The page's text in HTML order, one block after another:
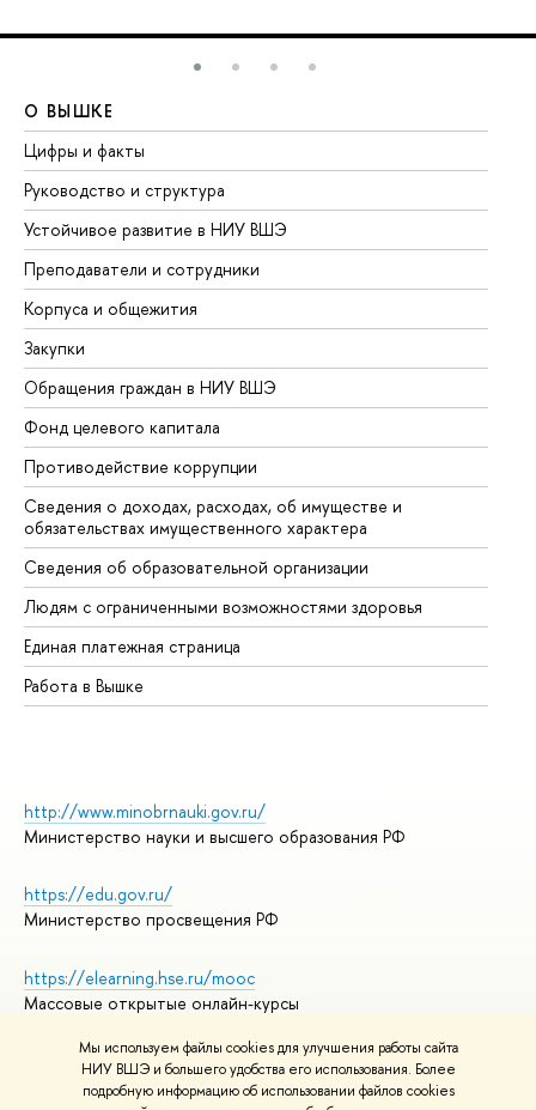
Мы используем файлы cookies для улучшения работы сайта
НИУ ВШЭ и большего удобства его использования. Более
подробную информацию об использовании файлов cookies
О ВЫШКЕ
Цифры и факты
Руководство и структура
Устойчивое развитие в НИУ ВШЭ
Преподаватели и сотрудники
Корпуса и общежития
Закупки
Обращения граждан в НИУ ВШЭ
Фонд целевого капитала
Противодействие коррупции
Сведения о доходах, расходах, об имуществе и
обязательствах имущественного характера
Сведения об образовательной организации
Людям с ограниченными возможностями здоровья
Единая платежная страница
Работа в Вышке
http://www.minobrnauki.gov.ru/
Министерство науки и высшего образования РФ
https://edu.gov.ru/
Министерство просвещения РФ
https://elearning.hse.ru/mooc
Массовые открытые онлайн-курсы
© НИУ ВШЭ 1993–2026 Адреса и контакты